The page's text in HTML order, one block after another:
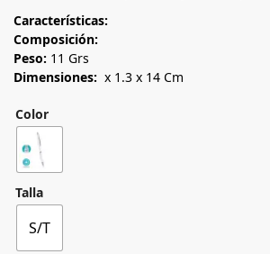
Características:
Composición:
Peso: 11 Grs
Dimensiones: x 1.3 x 14 Cm
Color
Talla
S/T